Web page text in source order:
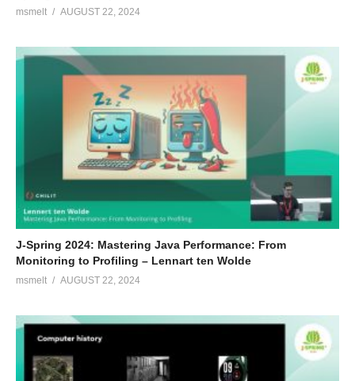
msmelt AUGUST 22, 2024
J-Spring 2024: Mastering Java Performance: From
Monitoring to Profiling – Lennart ten Wolde
msmelt AUGUST 22, 2024